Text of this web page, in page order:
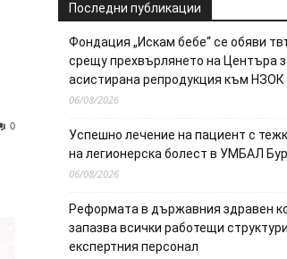
0
Последни публикации
Фондация „Искам бебе“ се обяви
срещу прехвърлянето на Центъра
асистирана репродукция към НЗОК
06/08/2026
Успешно лечение на пациент с
на легионерска болест в УМБАЛ
06/08/2026
Реформата в държавния здравен
запазва всички работещи
експертния персонал